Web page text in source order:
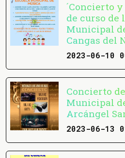
´Concierto
de curso de
Municipal
Cangas del
2023-06-10
Concierto
Municipal
Arcángel
2023-06-13